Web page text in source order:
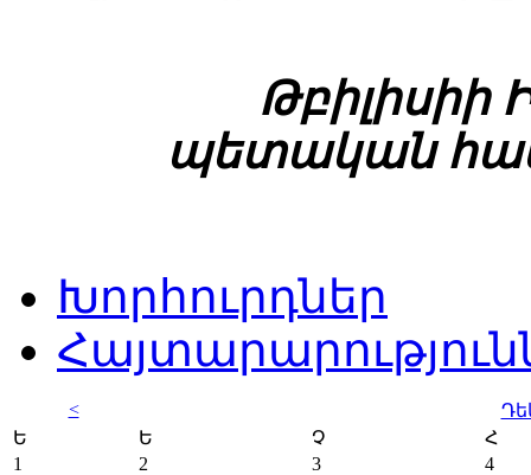
Թբիլիսիի
պետական
Խորհուրդներ
<
Ե
Ե Չ
Հ
1
2 3
4